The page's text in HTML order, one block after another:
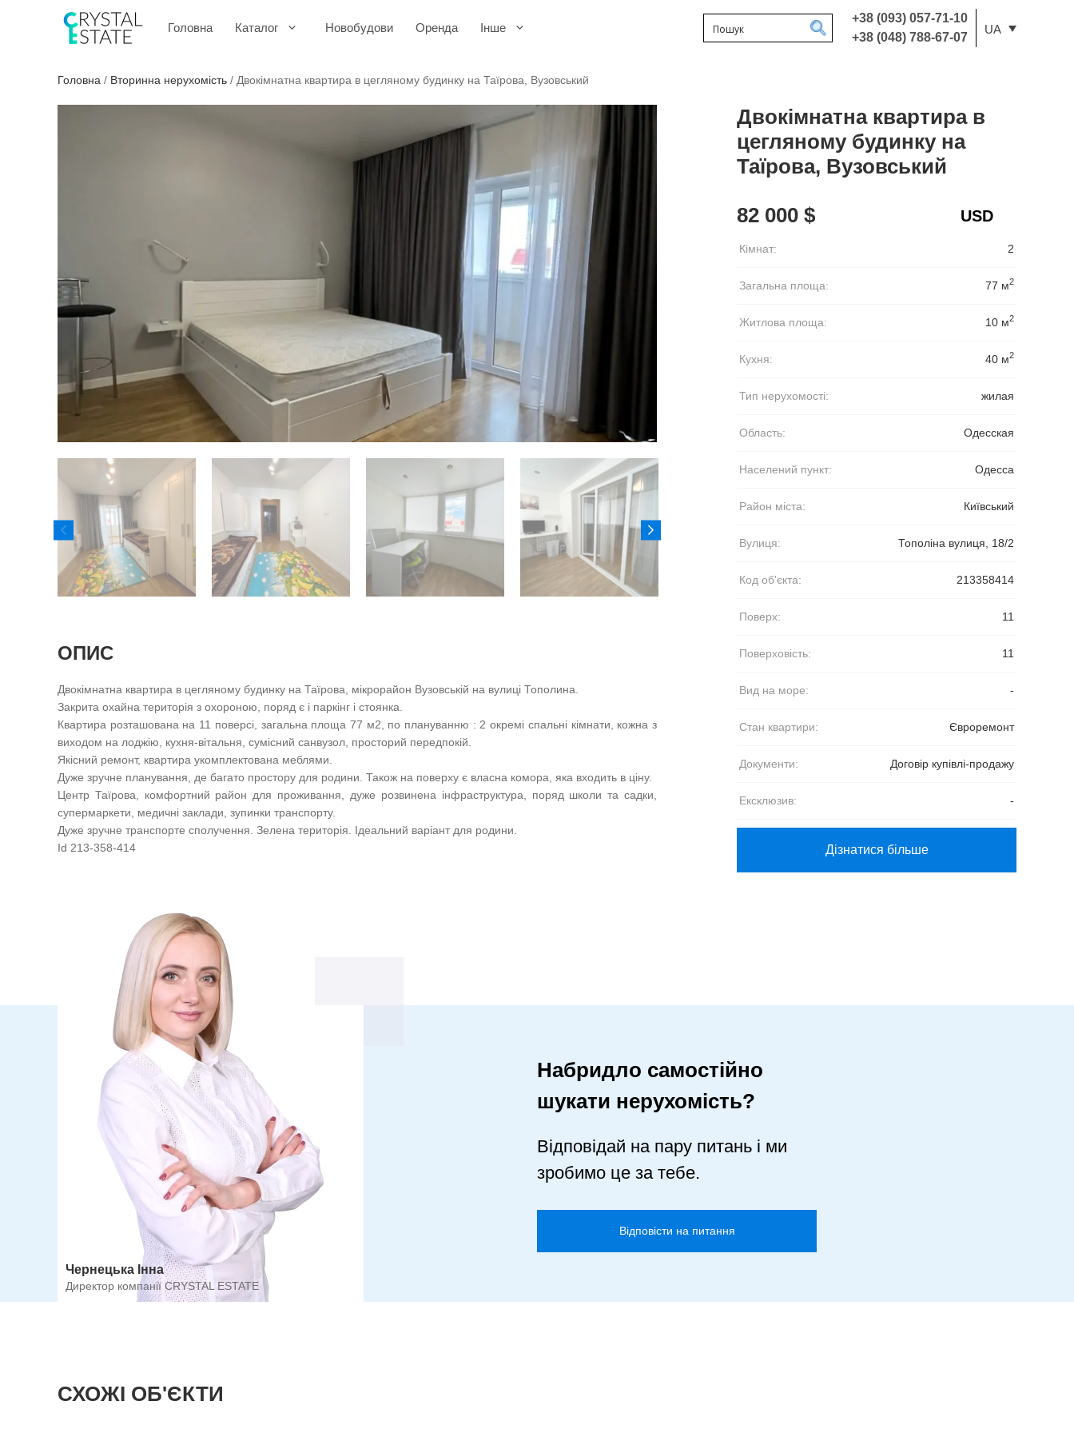
+38 (093) 057-71-10
+38 (048) 788-67-07
UA
Головна Каталог Новобудови Оренда Інше
Головна / Вторинна нерухомість / Двокімнатна квартира в цегляному будинку на Таїрова, Вузовський
ОПИС
Двокімнатна квартира в цегляному будинку на Таїрова, мікрорайон Вузовській на вулиці Тополина.
Закрита охайна територія з охороною, поряд є і паркінг і стоянка.
Квартира розташована на 11 поверсі, загальна площа 77 м2, по плануванню : 2 окремі спальні кімнати, кожна з
виходом на лоджію, кухня-вітальня, сумісний санвузол, просторий передпокій.
Якісний ремонт, квартира укомплектована меблями.
Дуже зручне планування, де багато простору для родини. Також на поверху є власна комора, яка входить в ціну.
Центр Таїрова, комфортний район для проживання, дуже розвинена інфраструктура, поряд школи та садки,
супермаркети, медичні заклади, зупинки транспорту.
Дуже зручне транспорте сполучення. Зелена територія. Ідеальний варіант для родини.
Id 213-358-414
Двокімнатна квартира в
цегляному будинку на
Таїрова, Вузовський
82 000 $
Кімнат: 2
Загальна площа: 77 м2
Житлова площа: 10 м2
Кухня: 40 м2
Тип нерухомості: жилая
Область: Одесская
Населений пункт: Одесса
Район міста: Київський
Вулиця: Тополіна вулиця, 18/2
Код об'єкта: 213358414
Поверх: 11
Поверховість: 11
Вид на море: -
Стан квартири: Євроремонт
Документи: Договір купівлі-продажу
Ексклюзив: -
Дізнатися більше
Чернецька Інна
Директор компанії CRYSTAL ESTATE
Набридло самостійно
шукати нерухомість?
Відповідай на пару питань і ми
зробимо це за тебе.
Відповісти на питання
СХОЖІ ОБ'ЄКТИ